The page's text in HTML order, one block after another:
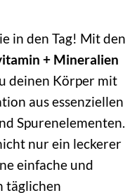
in den Tag! Mit den
+ Mineralien
deinen Körper mit
aus essenziellen
Spurenelementen.
nur ein leckerer
einfache und
täglichen